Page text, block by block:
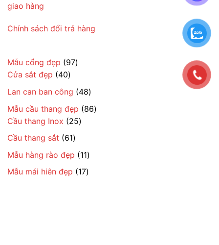
giao hàng
Chính sách đổi trả hàng
Mẫu cổng đẹp 9797
phẩm
Cửa sắt đẹp 4040
sản
phẩm
Lan can ban công 4848
sản
phẩm
Mẫu cầu thang đẹp 8686
Cầu thang Inox 2525
Cầu thang sắt 6161
sản
phẩm
Mẫu hàng rào đẹp 1111
sản
phẩm
Mẫu mái hiên đẹp 1717